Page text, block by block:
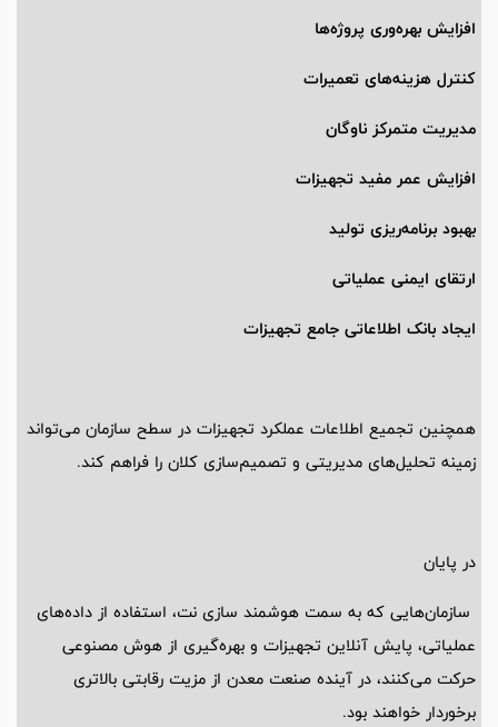
افزایش بهره‌وری پروژه‌ها
کنترل هزینه‌های تعمیرات
مدیریت متمرکز ناوگان
افزایش عمر مفید تجهیزات
بهبود برنامه‌ریزی تولید
ارتقای ایمنی عملیاتی
ایجاد بانک اطلاعاتی جامع تجهیزات
همچنین تجمیع اطلاعات عملکرد تجهیزات در سطح سازمان می‌تواند
زمینه تحلیل‌های مدیریتی و تصمیم‌سازی کلان را فراهم کند.
در پایان
سازمان‌هایی که به سمت هوشمند سازی نت، استفاده از داده‌های
عملیاتی، پایش آنلاین تجهیزات و بهره‌گیری از هوش مصنوعی
حرکت می‌کنند، در آینده صنعت معدن از مزیت رقابتی بالاتری
برخوردار خواهند بود.